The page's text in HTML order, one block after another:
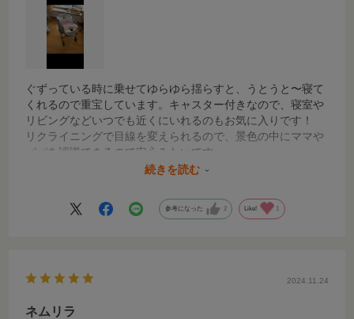
ぐずっている時に乗せてゆらゆら揺らすと、うとうと〜寝て
くれるので重宝しています。キャスター付きなので、寝室や
リビングなどいつでも近くにいれるのもお気に入りです！
リクライニングで目線を変えられるので、景色の中にママや
パパを認識できるので安心みたいです。
我が家は犬がいるので、床より高いところに気軽に寝かせら
もう少し大きくなったら、食事チェアとして使いたいと思い
続きを読む
参考になった 2 Like! 1
2024.11.24
ネムリラ